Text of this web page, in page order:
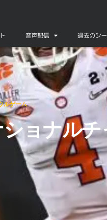
音声配信 過去のシ
析
ルゲーム
ョナル